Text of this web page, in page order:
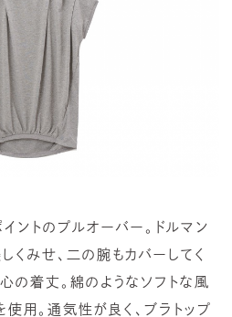
ントのプルオーバー。ドルマン
くみせ、二の腕もカバーしてく
の着丈。綿のようなソフトな風
用。通気性が良く、ブラトップ